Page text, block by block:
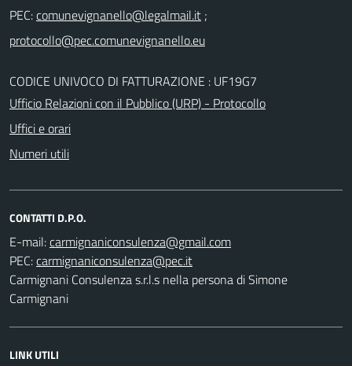
PEC:
;
CODICE UNIVOCO DI FATTURAZIONE : UF19G7
Ufficio Relazioni con il Pubblico (URP) - Protocollo
Uffici e orari
Numeri utili
CONTATTI D.P.O.
E-mail:
PEC:
Carmignani Consulenza s.r.l.s nella persona di Simone
Carmignani
LINK UTILI